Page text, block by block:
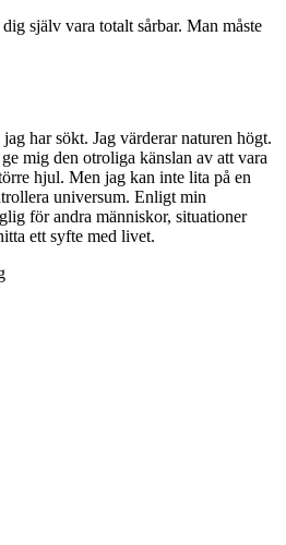
själv vara totalt sårbar. Man måste
har sökt. Jag värderar naturen högt.
mig den otroliga känslan av att vara
hjul. Men jag kan inte lita på en
universum. Enligt min
för andra människor, situationer
ett syfte med livet.